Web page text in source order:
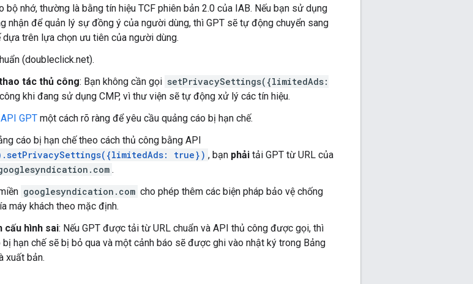
bộ nhớ, thường là bằng tín hiệu TCF phiên bản 2.0 của IAB. Nếu bạn sử dụng
nhận để quản lý sự đồng ý của người dùng, thì GPT sẽ tự động chuyển sang
trên lựa chọn ưu tiên của người dùng.
(doubleclick.net).
tác thủ công: Bạn không cần gọi setPrivacySettings({limitedAds:
khi đang sử dụng CMP, vì thư viện sẽ tự động xử lý các tín hiệu.
API GPT một cách rõ ràng để yêu cầu quảng cáo bị hạn chế.
cáo bị hạn chế theo cách thủ công bằng API
true}) , bạn phải tải GPT từ URL của
.
googlesyndication.com cho phép thêm các biện pháp bảo vệ chống
máy khách theo mặc định.
cấu hình sai: Nếu GPT được tải từ URL chuẩn và API thủ công được gọi, thì
hạn chế sẽ bị bỏ qua và một cảnh báo sẽ được ghi vào nhật ký trong Bảng
xuất bản.